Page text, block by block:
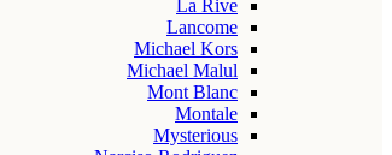
La Rive
Lancome
Michael Kors
Michael Malul
Mont Blanc
Montale
Mysterious